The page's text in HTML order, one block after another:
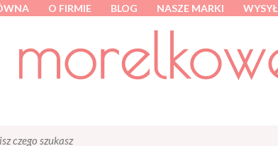
O FIRMIE BLOG NASZE MARKI